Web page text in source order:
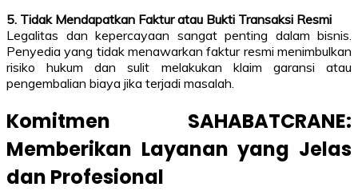
5. Tidak Mendapatkan Faktur atau Bukti Transaksi Resmi
Legalitas dan kepercayaan sangat penting dalam bisnis.
Penyedia yang tidak menawarkan faktur resmi menimbulkan
risiko hukum dan sulit melakukan klaim garansi atau
pengembalian biaya jika terjadi masalah.
Komitmen SAHABATCRANE:
Memberikan Layanan yang Jelas
dan Profesional